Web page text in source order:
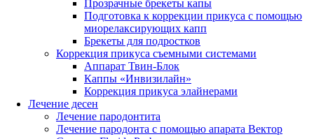
Прозрачные брекеты капы
Подготовка к коррекции прикуса с помощью
миорелаксирующих капп
Брекеты для подростков
Коррекция прикуса съемными системами
Аппарат Твин-Блок
Каппы «Инвизилайн»
Коррекция прикуса элайнерами
Лечение десен
Лечение пародонтита
Лечение пародонта с помощью апарата Вектор